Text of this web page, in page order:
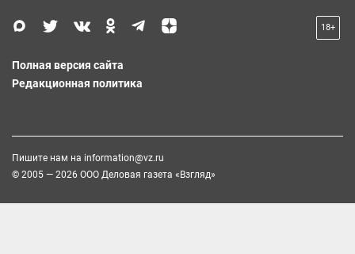
18+
Полная версия сайта
Редакционная политика
Пишите нам на information@vz.ru
© 2005 — 2026 ООО Деловая газета «Взгляд»